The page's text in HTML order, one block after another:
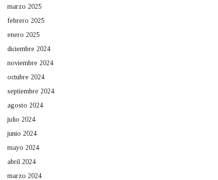
marzo 2025
febrero 2025
enero 2025
diciembre 2024
noviembre 2024
octubre 2024
septiembre 2024
agosto 2024
julio 2024
junio 2024
mayo 2024
abril 2024
marzo 2024